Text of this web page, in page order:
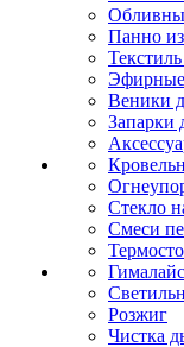
Панно
Эфирные
Веники
Запарки
Стекло
Смеси
Розжиг
Чистка